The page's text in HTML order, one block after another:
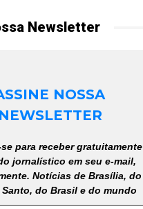
Newsletter
NOSSA
NEWSLETTER
para receber gratuitamente
jornalístico em seu e-mail,
Notícias de Brasília, do
do Brasil e do mundo